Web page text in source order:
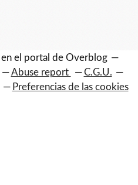
en el portal de Overblog
Abuse report
C.G.U.
Preferencias de las cookies